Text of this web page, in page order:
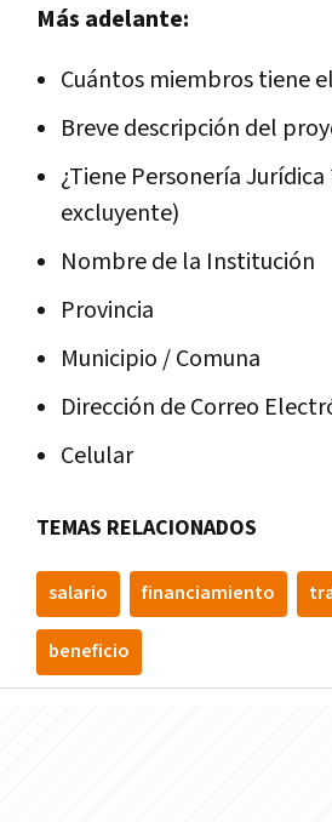
Más adelante:
Cuántos miembros tiene
Breve descripción del
¿Tiene Personería
excluyente)
Nombre de la Institución
Provincia
Municipio / Comuna
Dirección de Correo
Celular
TEMAS RELACIONADOS
salario financiamiento
beneficio